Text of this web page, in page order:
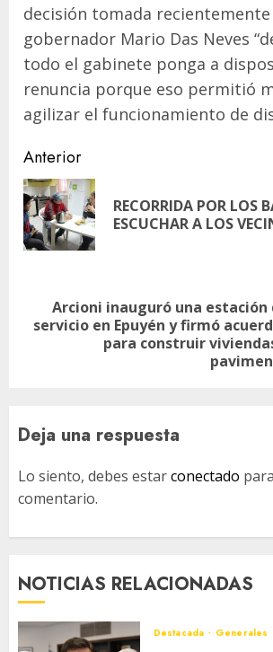
decisión tomada
gobernador Mario Das Neves
todo el gabinete ponga a
renuncia porque eso permitió
agilizar el funcionamiento de
Navegación
de
entradas
Anterior
RECORRIDA POR LOS
ESCUCHAR A LOS
Siguiente
Arcioni inauguró una estación
servicio en Epuyén y firmó
para construir
Deja una respuesta
Lo siento, debes estarconectado
comentario.
NOTICIAS RELACIONADAS
Destacada Generales